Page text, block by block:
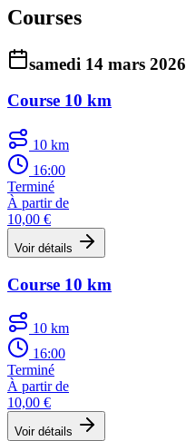
Courses
samedi 14 mars 2026
Course 10 km
10 km
16:00
Terminé
À partir de
10,00 €
Voir détails
Course 10 km
10 km
16:00
Terminé
À partir de
10,00 €
Voir détails